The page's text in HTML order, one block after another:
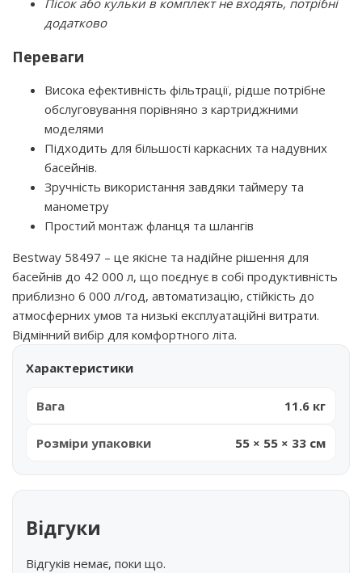
Пісок або кульки в комплект не входять, потрібні
додатково
Переваги
Висока ефективність фільтрації, рідше потрібне
обслуговування порівняно з картриджними
моделями
Підходить для більшості каркасних та надувних
басейнів.
Зручність використання завдяки таймеру та
манометру
Простий монтаж фланця та шлангів
Bestway 58497 – це якісне та надійне рішення для
басейнів до 42 000 л, що поєднує в собі продуктивність
приблизно 6 000 л/год, автоматизацію, стійкість до
атмосферних умов та низькі експлуатаційні витрати.
Відмінний вибір для комфортного літа.
Характеристики
Вага 11.6 кг
Розміри упаковки 55 × 55 × 33 см
Відгуки
Відгуків немає, поки що.